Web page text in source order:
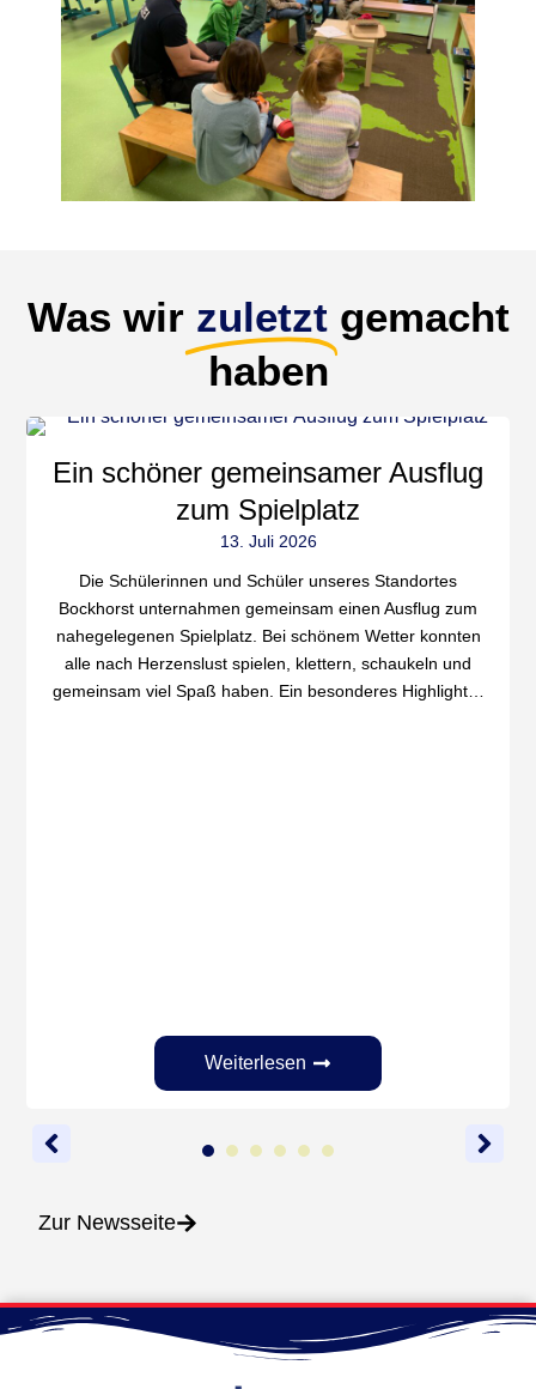
Was wir zuletzt gemacht
haben
Ein schöner gemeinsamer Ausflug
zum Spielplatz
13. Juli 2026
Die Schülerinnen und Schüler unseres Standortes
Bockhorst unternahmen gemeinsam einen Ausflug zum
nahegelegenen Spielplatz. Bei schönem Wetter konnten
alle nach Herzenslust spielen, klettern, schaukeln und
gemeinsam viel Spaß haben. Ein besonderes Highlight…
Weiterlesen
Zur Newsseite